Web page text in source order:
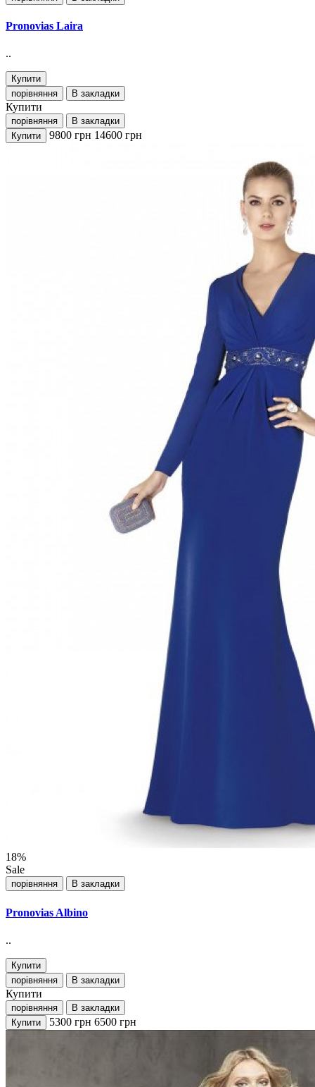
Pronovias Laira
..
Купити
порівняння
В закладки
Купити
порівняння
В закладки
Купити
9800 грн 14600 грн
18%
Sale
порівняння В закладки
Pronovias Albino
..
Купити
порівняння
В закладки
Купити
порівняння
В закладки
Купити
5300 грн 6500 грн